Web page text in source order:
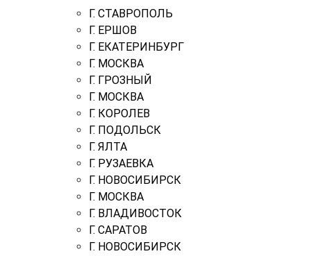
Г. СТАВРОПОЛЬ
Г. ЕРШОВ
Г. ЕКАТЕРИНБУРГ
Г. МОСКВА
Г. ГРОЗНЫЙ
Г. МОСКВА
Г. КОРОЛЕВ
Г. ПОДОЛЬСК
Г. ЯЛТА
Г. РУЗАЕВКА
Г. НОВОСИБИРСК
Г. МОСКВА
Г. ВЛАДИВОСТОК
Г. САРАТОВ
Г. НОВОСИБИРСК